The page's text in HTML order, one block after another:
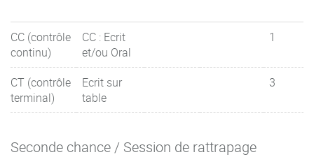
CC (contrôle
continu)
CC : Ecrit
et/ou Oral
1
CT (contrôle
terminal)
Ecrit sur
table
3
Seconde chance / Session de rattrapage